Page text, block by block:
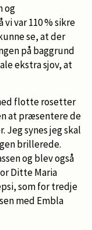
og
var 110 % sikre
se, at der
på baggrund
ekstra sjov, at
flotte rosetter
at præsentere de
Jeg synes jeg skal
brillerede.
og blev også
Ditte Maria
som for tredje
med Embla